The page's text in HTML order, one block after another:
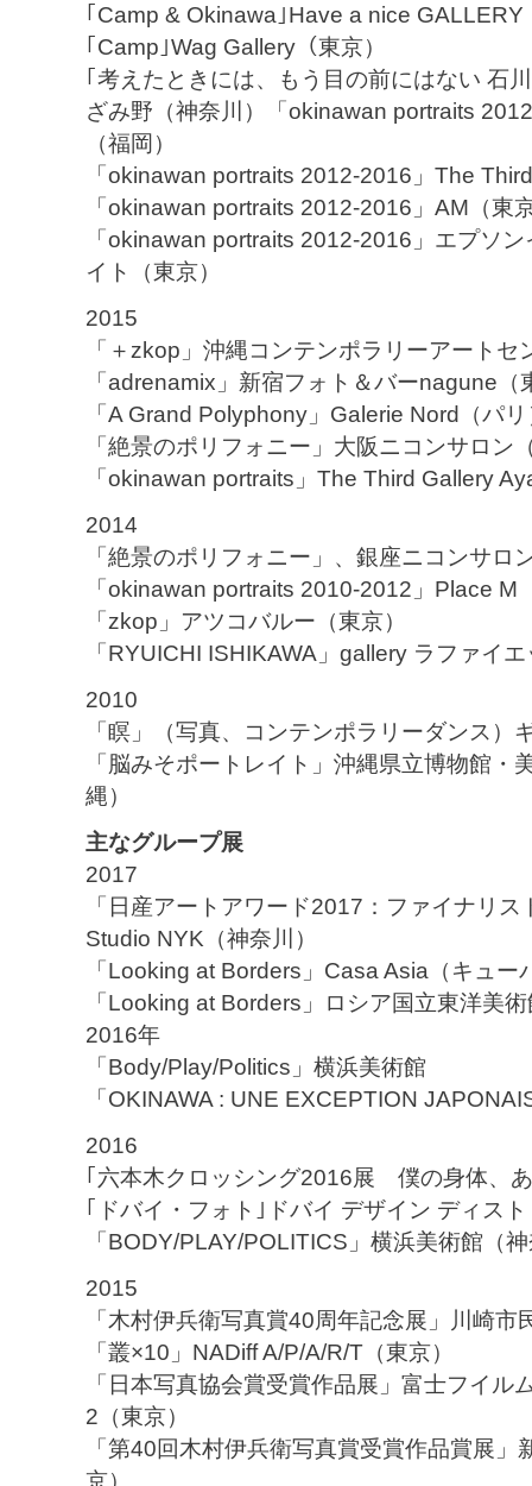
｢Camp & Okinawa｣Have a nice GALLERY
｢Camp｣Wag Gallery（東京）
｢考えたときには、もう目の前にはない 石
ざみ野（神奈川）「okinawan portraits
（福岡）
「okinawan portraits 2012-2016」The
「okinawan portraits 2012-2016」AM（東
「okinawan portraits 2012-2016」エプソ
イト（東京）
2015
「＋zkop」沖縄コンテンポラリーアートセ
「adrenamix」新宿フォト＆バーnagune（
「A Grand Polyphony」Galerie Nord（パ
「絶景のポリフォニー」大阪ニコンサロン
「okinawan portraits」The Third Gallery
2014
「絶景のポリフォニー」、銀座ニコンサロ
「okinawan portraits 2010-2012」Place M
「zkop」アツコバルー（東京）
「RYUICHI ISHIKAWA」gallery ラファイ
2010
「瞑」（写真、コンテンポラリーダンス）
「脳みそポートレイト」沖縄県立博物館
縄）
主なグループ展
2017
「日産アートアワード2017：ファイナリ
Studio NYK（神奈川）
「Looking at Borders」Casa Asia（キュー
「Looking at Borders」ロシア国立東洋美
2016年
「Body/Play/Politics」横浜美術館
「OKINAWA : UNE EXCEPTION
2016
｢六本木クロッシング2016展 僕の身体、
｢ドバイ・フォト｣ドバイ デザイン ディス
「BODY/PLAY/POLITICS」横浜美術館（
2015
「木村伊兵衛写真賞40周年記念展」川崎
「叢×10」NADiff A/P/A/R/T（東京）
「日本写真協会賞受賞作品展」富士フイル
2（東京）
「第40回木村伊兵衛写真賞受賞作品賞展
京）